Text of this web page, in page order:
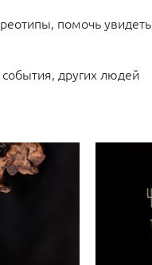
помочь увидеть
других людей